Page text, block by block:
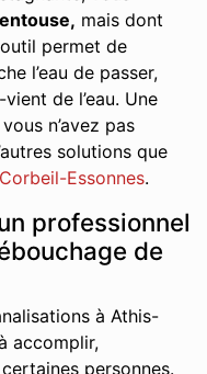
mais dont
permet de
l’eau de passer,
de l’eau. Une
n’avez pas
solutions que
Essonnes.
professionnel
de
à Athis-
accomplir,
personnes.